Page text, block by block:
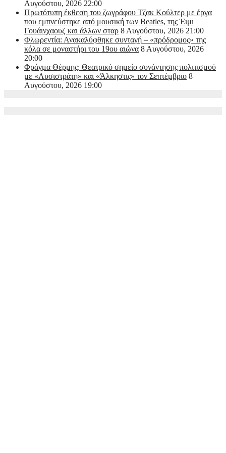
Αυγούστου, 2026 22:00
Πρωτότυπη έκθεση του ζωγράφου Τζακ Κούλτερ με έργα
που εμπνεύστηκε από μουσική των Beatles, της Έιμι
Γουάινχαουζ και άλλων σταρ 8 Αυγούστου, 2026 21:00
Φλωρεντία: Ανακαλύφθηκε συνταγή – «πρόδρομος» της
κόλα σε μοναστήρι του 19ου αιώνα 8 Αυγούστου, 2026
20:00
Φράγμα Θέρμης: Θεατρικό σημείο συνάντησης πολιτισμού
με «Λυσιστράτη» και «Άλκηστις» τον Σεπτέμβριο 8
Αυγούστου, 2026 19:00